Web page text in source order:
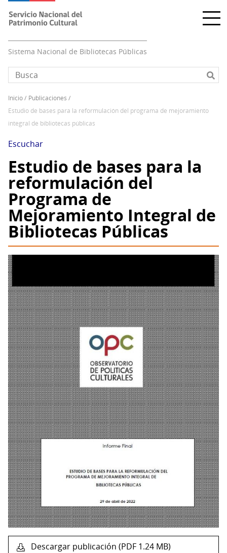
principal
Sistema Nacional de Bibliotecas Públicas
Sobrescribir
enlaces
de
ayuda
a
la
navegación
inicio
publicaciones
estudio de bases para la reformulación del programa de mejoramiento
integral de bibliotecas públicas
Escuchar
Estudio de bases para la
reformulación del
Programa de
Mejoramiento Integral de
Bibliotecas Públicas
Descargar publicación (PDF 1.24 MB)